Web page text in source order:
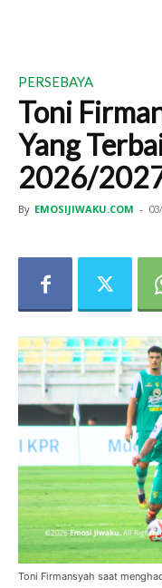
PERSEBAYA
Toni
Yang
2026/
By EMOSIJIWAKU.COM -
Toni Firmansyah saat